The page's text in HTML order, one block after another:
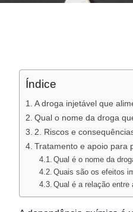
Índice
A droga injetável que
Qual o nome da droga
2. Riscos e
Tratamento e apoio para
Qual é o nome da
Quais são os efeitos
Qual é a relação